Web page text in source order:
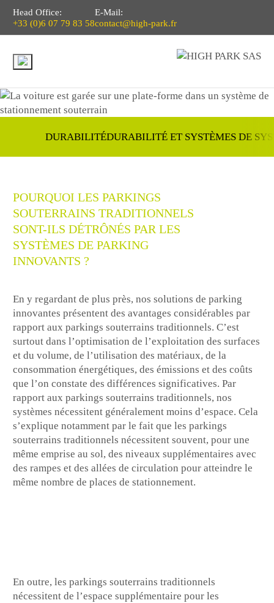
Head Office:
+33 (0)6 07 79 83 58
E-Mail:
contact@high-park.fr
DURABILITÉDURABILITÉ ET SYSTÈMES DE
POURQUOI LES PARKINGS
SOUTERRAINS TRADITIONNELS
SONT-ILS DÉTRÔNÉS PAR LES
SYSTÈMES DE PARKING
INNOVANTS ?
En y regardant de plus près, nos solutions de parking
innovantes présentent des avantages considérables par
rapport aux parkings souterrains traditionnels. C’est
surtout dans l’optimisation de l’exploitation des surfaces
et du volume, de l’utilisation des matériaux, de la
consommation énergétiques, des émissions et des coûts
que l’on constate des différences significatives. Par
rapport aux parkings souterrains traditionnels, nos
systèmes nécessitent généralement moins d’espace. Cela
s’explique notamment par le fait que les parkings
souterrains traditionnels nécessitent souvent, pour une
même emprise au sol, des niveaux supplémentaires avec
des rampes et des allées de circulation pour atteindre le
même nombre de places de stationnement.
En outre, les parkings souterrains traditionnels
nécessitent de l’espace supplémentaire pour les